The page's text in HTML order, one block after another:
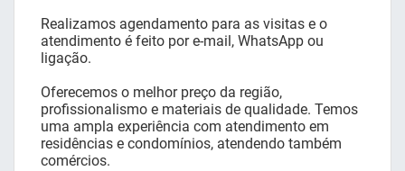
Realizamos agendamento para as visitas e o
atendimento é feito por e-mail, WhatsApp ou
ligação.
Oferecemos o melhor preço da região,
profissionalismo e materiais de qualidade. Temos
uma ampla experiência com atendimento em
residências e condomínios, atendendo também
comércios.